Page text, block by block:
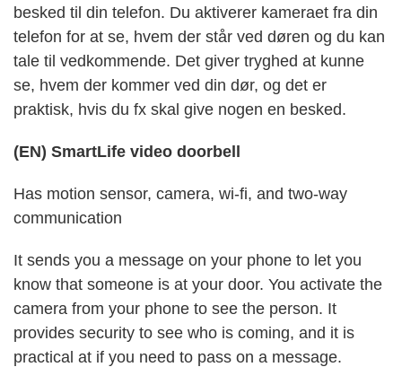
besked til din telefon. Du aktiverer kameraet fra din
telefon for at se, hvem der står ved døren og du kan
tale til vedkommende. Det giver tryghed at kunne
se, hvem der kommer ved din dør, og det er
praktisk, hvis du fx skal give nogen en besked.
(EN) SmartLife video doorbell
Has motion sensor, camera, wi-fi, and two-way
communication
It sends you a message on your phone to let you
know that someone is at your door. You activate the
camera from your phone to see the person. It
provides security to see who is coming, and it is
practical at if you need to pass on a message.